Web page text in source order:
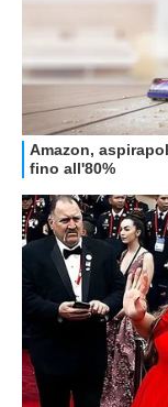
GUIDE ALL'ACQUISTO